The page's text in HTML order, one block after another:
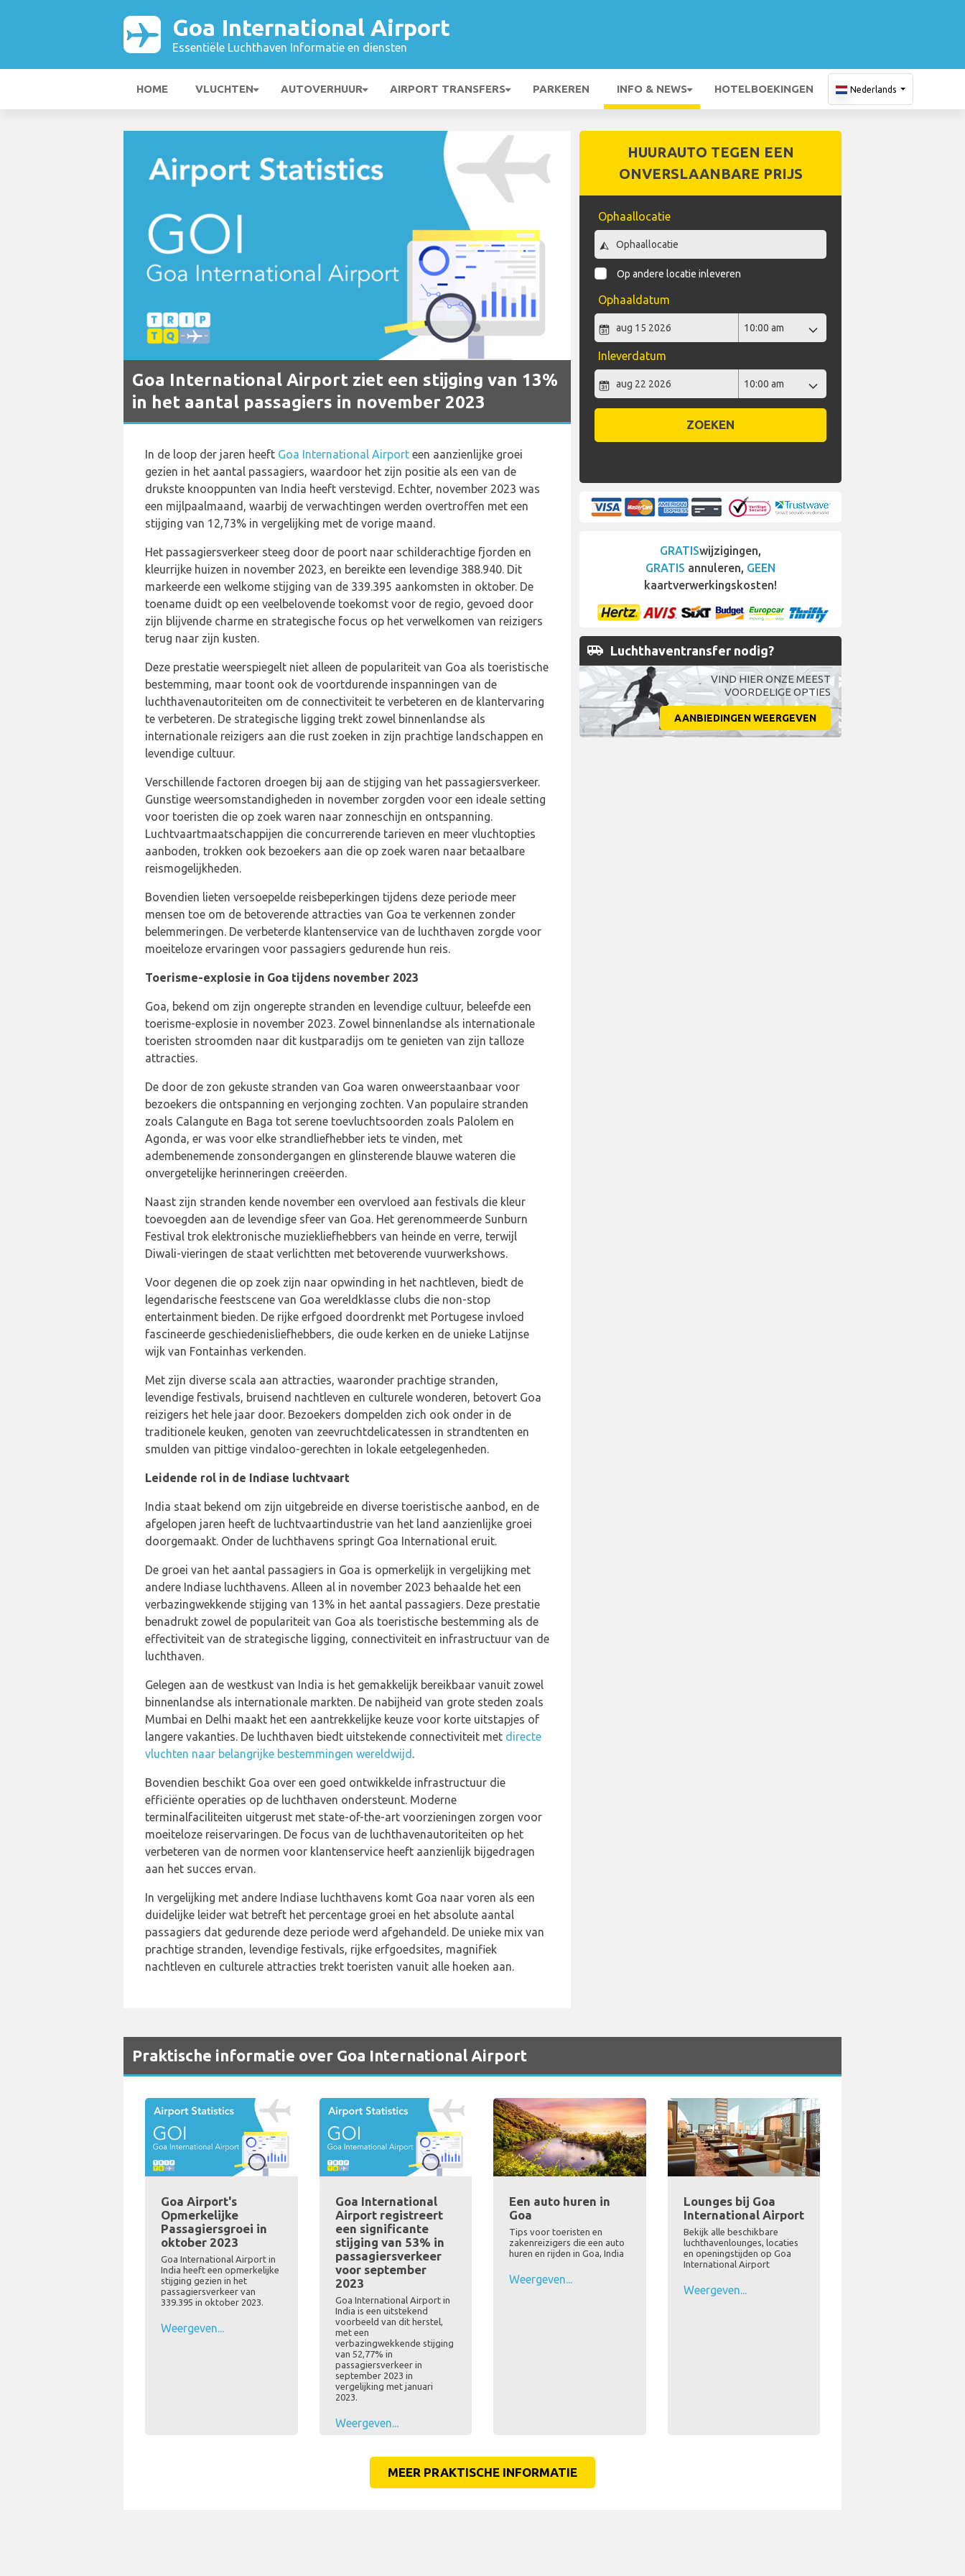
Goa International Airport
Essentiële Luchthaven Informatie en diensten
HOME VLUCHTEN AUTOVERHUUR AIRPORT TRANSFERS PARKEREN INFO & NEWS HOTELBOEKINGEN Nederlands
Goa International Airport ziet een stijging van 13%
in het aantal passagiers in november 2023
In de loop der jaren heeft Goa International Airport een aanzienlijke groei
gezien in het aantal passagiers, waardoor het zijn positie als een van de
drukste knooppunten van India heeft verstevigd. Echter, november 2023 was
een mijlpaalmaand, waarbij de verwachtingen werden overtroffen met een
stijging van 12,73% in vergelijking met de vorige maand.
Het passagiersverkeer steeg door de poort naar schilderachtige fjorden en
kleurrijke huizen in november 2023, en bereikte een levendige 388.940. Dit
markeerde een welkome stijging van de 339.395 aankomsten in oktober. De
toename duidt op een veelbelovende toekomst voor de regio, gevoed door
zijn blijvende charme en strategische focus op het verwelkomen van reizigers
terug naar zijn kusten.
Deze prestatie weerspiegelt niet alleen de populariteit van Goa als toeristische
bestemming, maar toont ook de voortdurende inspanningen van de
luchthavenautoriteiten om de connectiviteit te verbeteren en de klantervaring
te verbeteren. De strategische ligging trekt zowel binnenlandse als
internationale reizigers aan die rust zoeken in zijn prachtige landschappen en
levendige cultuur.
Verschillende factoren droegen bij aan de stijging van het passagiersverkeer.
Gunstige weersomstandigheden in november zorgden voor een ideale setting
voor toeristen die op zoek waren naar zonneschijn en ontspanning.
Luchtvaartmaatschappijen die concurrerende tarieven en meer vluchtopties
aanboden, trokken ook bezoekers aan die op zoek waren naar betaalbare
reismogelijkheden.
Bovendien lieten versoepelde reisbeperkingen tijdens deze periode meer
mensen toe om de betoverende attracties van Goa te verkennen zonder
belemmeringen. De verbeterde klantenservice van de luchthaven zorgde voor
moeiteloze ervaringen voor passagiers gedurende hun reis.
Toerisme-explosie in Goa tijdens november 2023
Goa, bekend om zijn ongerepte stranden en levendige cultuur, beleefde een
toerisme-explosie in november 2023. Zowel binnenlandse als internationale
toeristen stroomden naar dit kustparadijs om te genieten van zijn talloze
attracties.
De door de zon gekuste stranden van Goa waren onweerstaanbaar voor
bezoekers die ontspanning en verjonging zochten. Van populaire stranden
zoals Calangute en Baga tot serene toevluchtsoorden zoals Palolem en
Agonda, er was voor elke strandliefhebber iets te vinden, met
adembenemende zonsondergangen en glinsterende blauwe wateren die
onvergetelijke herinneringen creëerden.
Naast zijn stranden kende november een overvloed aan festivals die kleur
toevoegden aan de levendige sfeer van Goa. Het gerenommeerde Sunburn
Festival trok elektronische muziekliefhebbers van heinde en verre, terwijl
Diwali-vieringen de staat verlichtten met betoverende vuurwerkshows.
Voor degenen die op zoek zijn naar opwinding in het nachtleven, biedt de
legendarische feestscene van Goa wereldklasse clubs die non-stop
entertainment bieden. De rijke erfgoed doordrenkt met Portugese invloed
fascineerde geschiedenisliefhebbers, die oude kerken en de unieke Latijnse
wijk van Fontainhas verkenden.
Met zijn diverse scala aan attracties, waaronder prachtige stranden,
levendige festivals, bruisend nachtleven en culturele wonderen, betovert Goa
reizigers het hele jaar door. Bezoekers dompelden zich ook onder in de
traditionele keuken, genoten van zeevruchtdelicatessen in strandtenten en
smulden van pittige vindaloo-gerechten in lokale eetgelegenheden.
Leidende rol in de Indiase luchtvaart
India staat bekend om zijn uitgebreide en diverse toeristische aanbod, en de
afgelopen jaren heeft de luchtvaartindustrie van het land aanzienlijke groei
doorgemaakt. Onder de luchthavens springt Goa International eruit.
De groei van het aantal passagiers in Goa is opmerkelijk in vergelijking met
andere Indiase luchthavens. Alleen al in november 2023 behaalde het een
verbazingwekkende stijging van 13% in het aantal passagiers. Deze prestatie
benadrukt zowel de populariteit van Goa als toeristische bestemming als de
effectiviteit van de strategische ligging, connectiviteit en infrastructuur van de
luchthaven.
Gelegen aan de westkust van India is het gemakkelijk bereikbaar vanuit zowel
binnenlandse als internationale markten. De nabijheid van grote steden zoals
Mumbai en Delhi maakt het een aantrekkelijke keuze voor korte uitstapjes of
langere vakanties. De luchthaven biedt uitstekende connectiviteit met directe
vluchten naar belangrijke bestemmingen wereldwijd .
Bovendien beschikt Goa over een goed ontwikkelde infrastructuur die
efficiënte operaties op de luchthaven ondersteunt. Moderne
terminalfaciliteiten uitgerust met state-of-the-art voorzieningen zorgen voor
moeiteloze reiservaringen. De focus van de luchthavenautoriteiten op het
verbeteren van de normen voor klantenservice heeft aanzienlijk bijgedragen
aan het succes ervan.
In vergelijking met andere Indiase luchthavens komt Goa naar voren als een
duidelijke leider wat betreft het percentage groei en het absolute aantal
passagiers dat gedurende deze periode werd afgehandeld. De unieke mix van
prachtige stranden, levendige festivals, rijke erfgoedsites, magnifiek
nachtleven en culturele attracties trekt toeristen vanuit alle hoeken aan.
HUURAUTO TEGEN EEN
ONVERSLAANBARE PRIJS
Ophaallocatie
Op andere locatie inleveren
Ophaaldatum
Inleverdatum
ZOEKEN
GRATISwijzigingen,
GRATIS annuleren, GEEN
kaartverwerkingskosten!
airport_shuttle Luchthaventransfer nodig?
VIND HIER ONZE MEEST
VOORDELIGE OPTIES
AANBIEDINGEN WEERGEVEN
Praktische informatie over Goa International Airport
Goa Airport's
Opmerkelijke
Passagiersgroei in
oktober 2023
Goa International Airport in
India heeft een opmerkelijke
stijging gezien in het
passagiersverkeer van
339.395 in oktober 2023.
Weergeven...
Goa International
Airport registreert
een significante
stijging van 53% in
passagiersverkeer
voor september
2023
Goa International Airport in
India is een uitstekend
voorbeeld van dit herstel,
met een
verbazingwekkende stijging
van 52,77% in
passagiersverkeer in
september 2023 in
vergelijking met januari
2023.
Weergeven...
Een auto huren in
Goa
Tips voor toeristen en
zakenreizigers die een auto
huren en rijden in Goa, India
Weergeven...
Lounges bij Goa
International Airport
Bekijk alle beschikbare
luchthavenlounges, locaties
en openingstijden op Goa
International Airport
Weergeven...
MEER PRAKTISCHE INFORMATIE